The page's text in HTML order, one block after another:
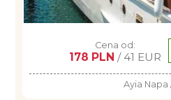
Cena od:
178 PLN / 41 EUR
Ayia Napa